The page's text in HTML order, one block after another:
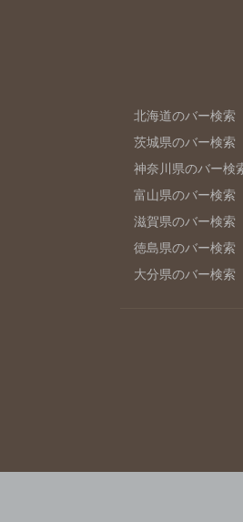
北海道のバー検索
茨城県のバー検索
神奈川県のバー検
富山県のバー検索
滋賀県のバー検索
徳島県のバー検索
大分県のバー検索